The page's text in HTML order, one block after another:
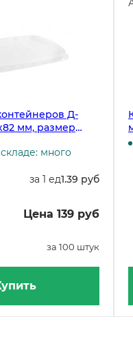
Д-
мм, размер
100 штукмного
за 1 ед1.39 руб
Цена 139 руб
за 100 штук